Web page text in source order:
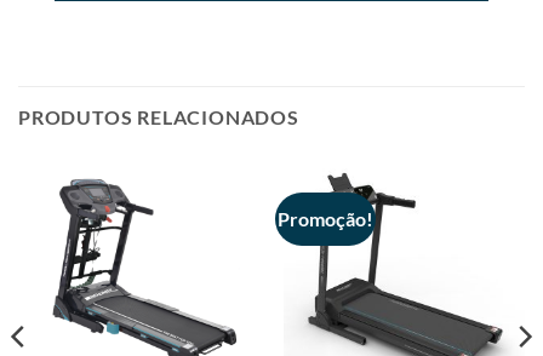
PRODUTOS RELACIONADOS
Promoção!